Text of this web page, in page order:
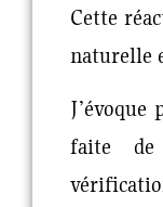
Cette
naturelle
faite de